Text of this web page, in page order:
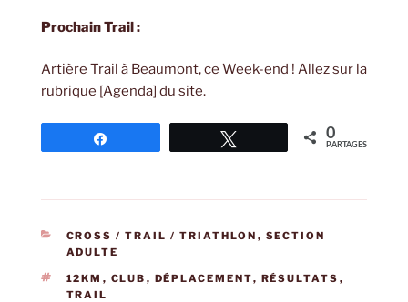
Prochain Trail :
Artière Trail à Beaumont, ce Week-end ! Allez sur la
rubrique [Agenda] du site.
0
PARTAGES
CATÉGORIES
CROSS / TRAIL / TRIATHLON , SECTION
ADULTE
ÉTIQUETTES
12KM , CLUB , DÉPLACEMENT, RÉSULTATS ,
TRAIL